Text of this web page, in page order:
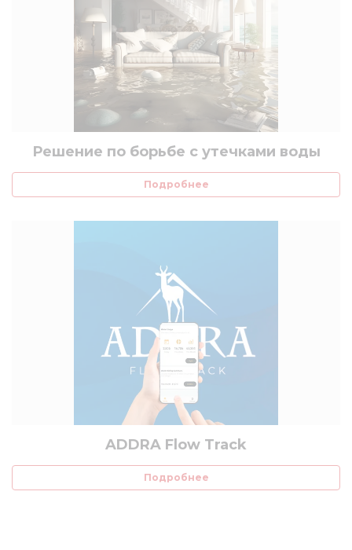
Решение по борьбе с утечками воды
Подробнее
ADDRA Flow Track
Подробнее